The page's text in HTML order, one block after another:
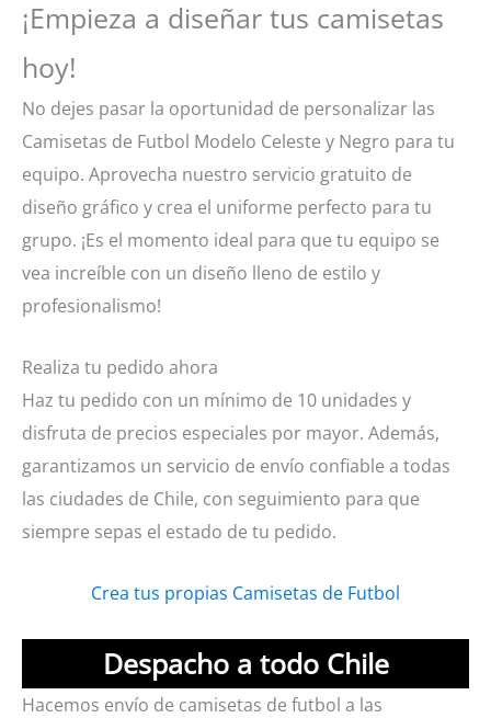
¡Empieza a diseñar tus camisetas
hoy!
No dejes pasar la oportunidad de personalizar las
Camisetas de Futbol Modelo Celeste y Negro para tu
equipo. Aprovecha nuestro servicio gratuito de
diseño gráfico y crea el uniforme perfecto para tu
grupo. ¡Es el momento ideal para que tu equipo se
vea increíble con un diseño lleno de estilo y
profesionalismo!
Realiza tu pedido ahora
Haz tu pedido con un mínimo de 10 unidades y
disfruta de precios especiales por mayor. Además,
garantizamos un servicio de envío confiable a todas
las ciudades de Chile, con seguimiento para que
siempre sepas el estado de tu pedido.
Crea tus propias Camisetas de Futbol
Despacho a todo Chile
Hacemos envío de camisetas de futbol a las